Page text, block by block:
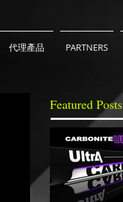
代理產品 PARTNERS
Featured Posts